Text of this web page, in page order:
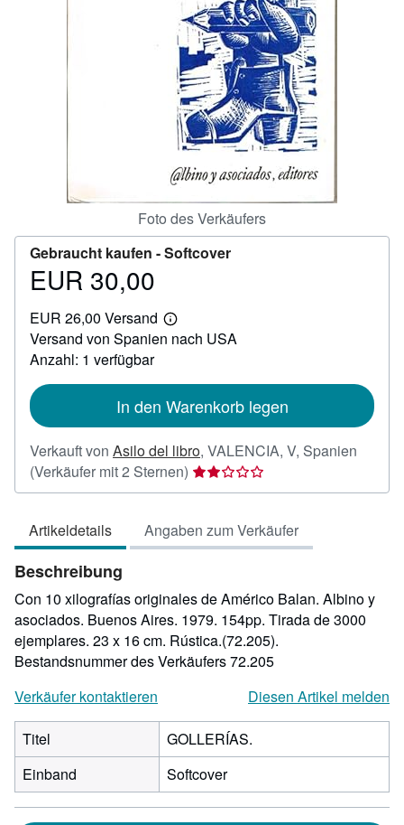
SCHLIESSEN
Foto des Verkäufers
Gebraucht kaufen -Softcover
Preis
30,00
EUR 30,00
EUR 26,00 Versand
Weitere
Informationen
Versand von Spanien nach USA
Anzahl: 1 verfügbar
In den Warenkorb legen
Verkauft von Asilo del libro, VALENCIA, V, Spanien
(Verkäufer mit 2 Sternen) Verkäuferbewertung
2
5
Sternen
Artikeldetails Angaben zum Verkäufer
Beschreibung
Con 10 xilografías originales de Américo Balan. Albino y
asociados. Buenos Aires. 1979. 154pp. Tirada de 3000
ejemplares. 23 x 16 cm. Rústica.(72.205).
Bestandsnummer des Verkäufers 72.205
Verkäufer kontaktieren
Diesen Artikel melden
Titel
GOLLERÍAS.
Einband
Softcover